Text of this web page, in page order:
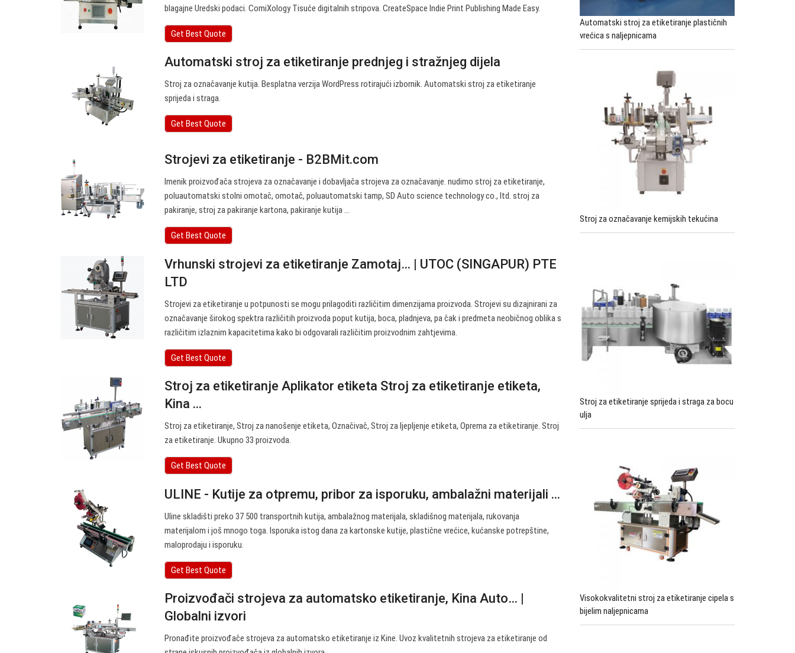
blagajne Uredski podaci. ComiXology Tisuće digitalnih stripova. CreateSpace Indie Print Publishing Made Easy.
Get Best Quote
Automatski stroj za etiketiranje prednjeg i stražnjeg dijela
Stroj za označavanje kutija. Besplatna verzija WordPress rotirajući izbornik. Automatski stroj za etiketiranje
sprijeda i straga.
Get Best Quote
Strojevi za etiketiranje - B2BMit.com
Imenik proizvođača strojeva za označavanje i dobavljača strojeva za označavanje. nudimo stroj za etiketiranje,
poluautomatski stolni omotač, omotač, poluautomatski tamp, SD Auto science technology co., ltd. stroj za
pakiranje, stroj za pakiranje kartona, pakiranje kutija ...
Get Best Quote
Vrhunski strojevi za etiketiranje Zamotaj… | UTOC (SINGAPUR) PTE
LTD
Strojevi za etiketiranje u potpunosti se mogu prilagoditi različitim dimenzijama proizvoda. Strojevi su dizajnirani za
označavanje širokog spektra različitih proizvoda poput kutija, boca, pladnjeva, pa čak i predmeta neobičnog oblika s
različitim izlaznim kapacitetima kako bi odgovarali različitim proizvodnim zahtjevima.
Get Best Quote
Stroj za etiketiranje Aplikator etiketa Stroj za etiketiranje etiketa,
Kina ...
Stroj za etiketiranje, Stroj za nanošenje etiketa, Označivač, Stroj za ljepljenje etiketa, Oprema za etiketiranje. Stroj
za etiketiranje. Ukupno 33 proizvoda.
Get Best Quote
ULINE - Kutije za otpremu, pribor za isporuku, ambalažni materijali ...
Uline skladišti preko 37 500 transportnih kutija, ambalažnog materijala, skladišnog materijala, rukovanja
materijalom i još mnogo toga. Isporuka istog dana za kartonske kutije, plastične vrećice, kućanske potrepštine,
maloprodaju i isporuku.
Get Best Quote
Proizvođači strojeva za automatsko etiketiranje, Kina Auto… |
Globalni izvori
Pronađite proizvođače strojeva za automatsko etiketiranje iz Kine. Uvoz kvalitetnih strojeva za etiketiranje od
Automatski stroj za etiketiranje plastičnih
vrećica s naljepnicama
Stroj za označavanje kemijskih tekućina
Stroj za etiketiranje sprijeda i straga za bocu
ulja
Visokokvalitetni stroj za etiketiranje cipela s
bijelim naljepnicama